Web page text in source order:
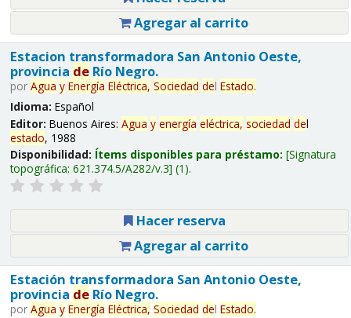
Agregar al carrito
Estacion transformadora San Antonio Oeste,
provincia deRío Negro.
por Agua y Energía Eléctrica, Sociedad del Estado.
Idioma: Español
Editor: Buenos Aires: Agua y energía eléctrica, sociedad del
estado, 1988
Disponibilidad: Ítems disponibles para préstamo: Signatura
topográfica: 621.374.5/A282/v.3 (1).
Hacer reserva
Agregar al carrito
Estación transformadora San Antonio Oeste,
provincia deRío Negro.
por Agua y Energía Eléctrica, Sociedad del Estado.